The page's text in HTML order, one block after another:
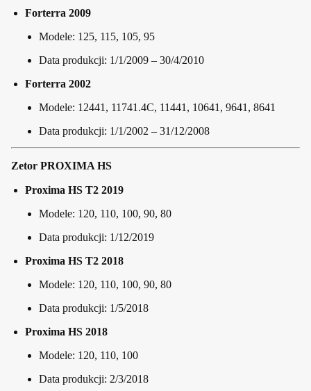
Forterra 2009
Modele: 125, 115, 105, 95
Data produkcji: 1/1/2009 – 30/4/2010
Forterra 2002
Modele: 12441, 11741.4C, 11441, 10641, 9641, 8641
Data produkcji: 1/1/2002 – 31/12/2008
Zetor PROXIMA HS
Proxima HS T2 2019
Modele: 120, 110, 100, 90, 80
Data produkcji: 1/12/2019
Proxima HS T2 2018
Modele: 120, 110, 100, 90, 80
Data produkcji: 1/5/2018
Proxima HS 2018
Modele: 120, 110, 100
Data produkcji: 2/3/2018